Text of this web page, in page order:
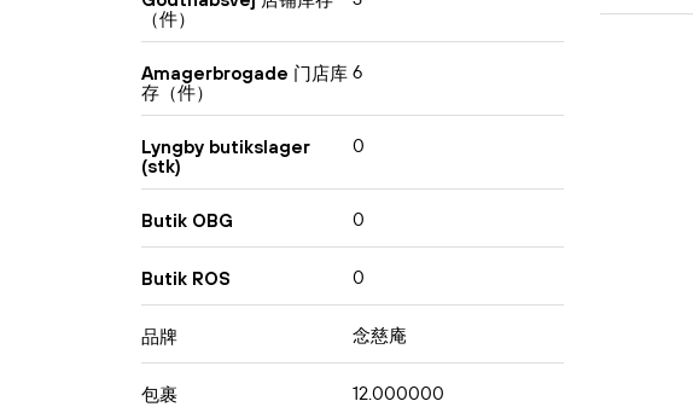
（件）
Amagerbrogade 门店库
存（件）
6
Lyngby butikslager
(stk)
0
Butik OBG 0
Butik ROS 0
品牌 念慈庵
包裹 12.000000